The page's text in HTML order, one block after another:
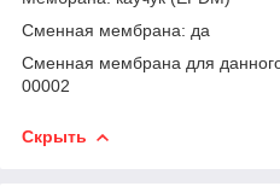
Сменная мембрана: да
Сменная мембрана для
00002
Скрыть